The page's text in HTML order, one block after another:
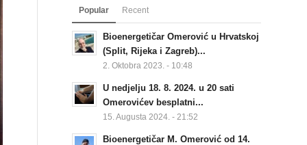
Popular Recent
Bioenergetičar Omerović u Hrvatskoj
(Split, Rijeka i Zagreb)...
2. Oktobra 2023. - 10:48
U nedjelju 18. 8. 2024. u 20 sati
Omerovićev besplatni...
15. Augusta 2024. - 21:52
Bioenergetičar M. Omerović od 14.